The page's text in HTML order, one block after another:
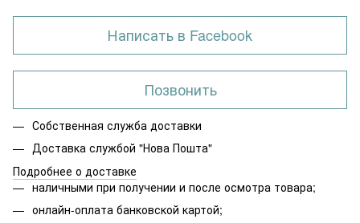
Написать в Facebook
Позвонить
Собственная служба доставки
Доставка службой "Нова Пошта"
Подробнее о доставке
наличными при получении и после осмотра товара;
онлайн-оплата банковской картой;